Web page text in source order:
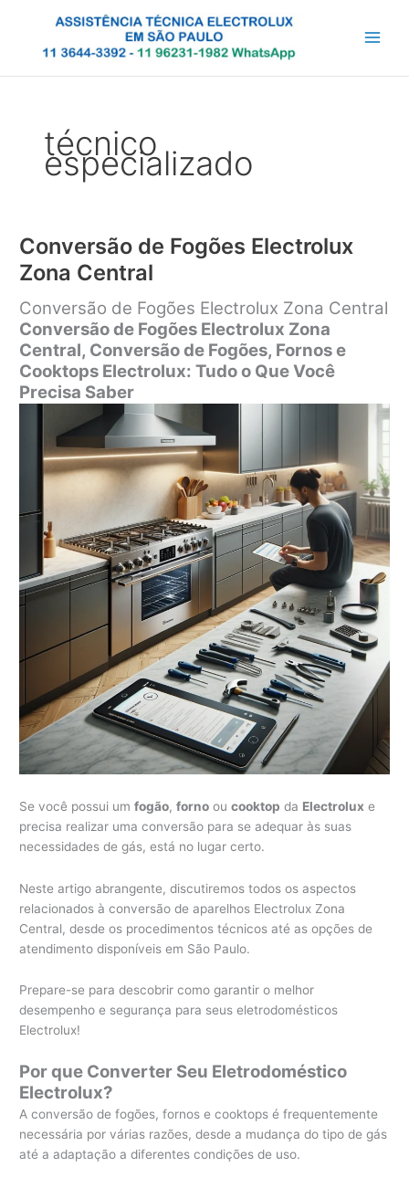
técnico
especializado
Conversão de Fogões Electrolux
Zona Central
Conversão de Fogões Electrolux Zona Central
Conversão de Fogões Electrolux Zona
Central, Conversão de Fogões, Fornos e
Cooktops Electrolux: Tudo o Que Você
Precisa Saber
Se você possui umfogão,forno oucooktop da Electrolux e
precisa realizar uma conversão para se adequar às suas
necessidades de gás, está no lugar certo.
Neste artigo abrangente, discutiremos todos os aspectos
relacionados à conversão de aparelhos Electrolux Zona
Central, desde os procedimentos técnicos até as opções de
atendimento disponíveis em São Paulo.
Prepare-se para descobrir como garantir o melhor
desempenho e segurança para seus eletrodomésticos
Electrolux!
Por que Converter Seu Eletrodoméstico
Electrolux?
A conversão de fogões, fornos e cooktops é frequentemente
necessária por várias razões, desde a mudança do tipo de gás
até a adaptação a diferentes condições de uso.